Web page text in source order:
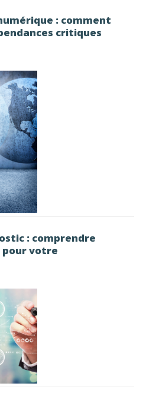
: comment
critiques
: comprendre
pour votre